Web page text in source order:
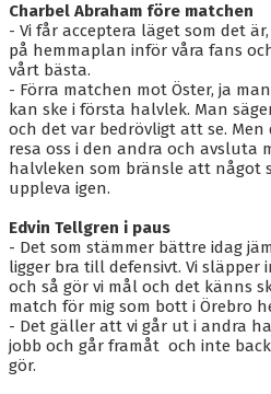
Charbel Abraham före matchen
- Vi får acceptera läget som det
på hemmaplan inför våra fans
vårt bästa.
- Förra matchen mot Öster, ja
kan ske i första halvlek. Man
och det var bedrövligt att se.
resa oss i den andra och avsluta
halvleken som bränsle att något
uppleva igen.
Edvin Tellgren i paus
- Det som stämmer bättre idag
ligger bra till defensivt. Vi släpper
och så gör vi mål och det känns
match för mig som bott i Örebro
- Det gäller att vi går ut i andra
jobb och går framåt och inte
gör.